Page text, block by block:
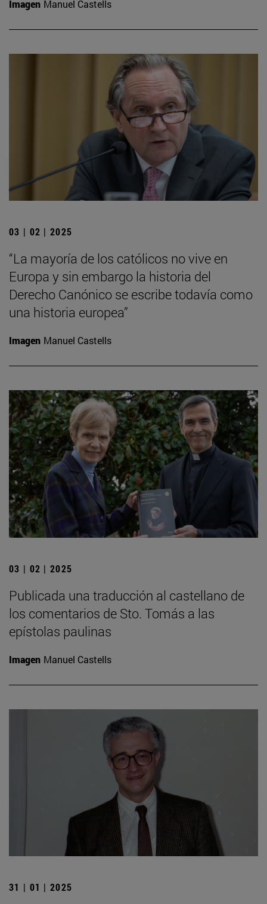
Imagen Manuel Castells
03 | 02 | 2025
“La mayoría de los católicos no vive en
Europa y sin embargo la historia del
Derecho Canónico se escribe todavía como
una historia europea”
Imagen Manuel Castells
03 | 02 | 2025
Publicada una traducción al castellano de
los comentarios de Sto. Tomás a las
epístolas paulinas
Imagen Manuel Castells
31 | 01 | 2025